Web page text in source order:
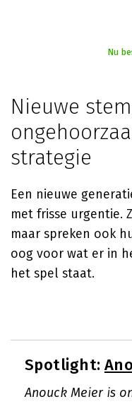
Nu
Nieuwe
strategie
Een nieuwe
met frisse urgentie.
maar spreken ook
oog voor wat er in
het spel staat.
Spotlight:
Anouck Meier is